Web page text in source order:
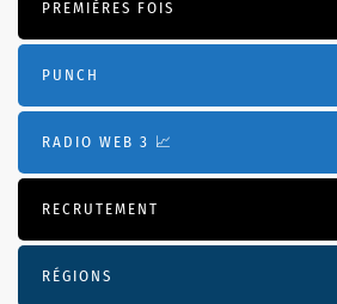
PREMIÈRES FOIS
PUNCH
RADIO WEB 3 📈
RECRUTEMENT
RÉGIONS